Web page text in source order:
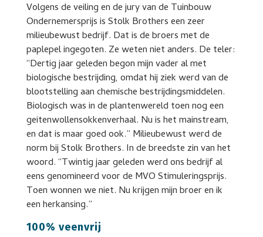
Volgens de veiling en de jury van de Tuinbouw
Ondernemersprijs is Stolk Brothers een zeer
milieubewust bedrijf. Dat is de broers met de
paplepel ingegoten. Ze weten niet anders. De teler:
“Dertig jaar geleden begon mijn vader al met
biologische bestrijding, omdat hij ziek werd van de
blootstelling aan chemische bestrijdingsmiddelen.
Biologisch was in de plantenwereld toen nog een
geitenwollensokkenverhaal. Nu is het mainstream,
en dat is maar goed ook.” Milieubewust werd de
norm bij Stolk Brothers. In de breedste zin van het
woord. “Twintig jaar geleden werd ons bedrijf al
eens genomineerd voor de MVO Stimuleringsprijs.
Toen wonnen we niet. Nu krijgen mijn broer en ik
een herkansing.”
100% veenvrij